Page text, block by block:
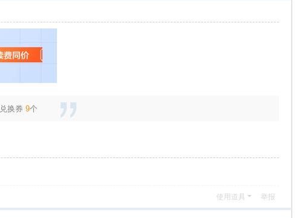
兑换券9个
使用道具 举报